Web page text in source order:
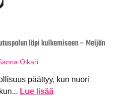
läpi kulkemiseen – Meijän
Oikari
päättyy, kun nuori
Lue lisää